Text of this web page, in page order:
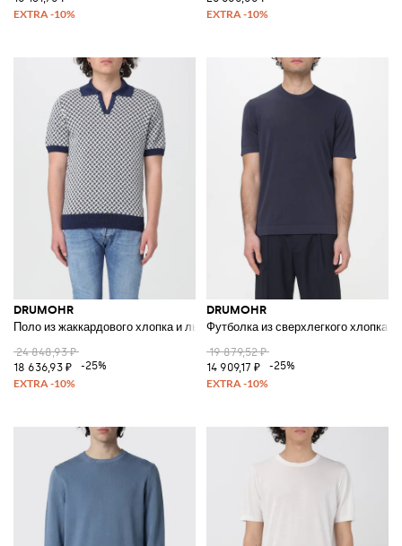
DRUMOHR
Поло из жаккардового хлопка и льна
24 848,93 ₽
18 636,93 ₽
-25%
DRUMOHR
Футболка из сверхлегкого хлопка
19 879,52 ₽
14 909,17 ₽
-25%